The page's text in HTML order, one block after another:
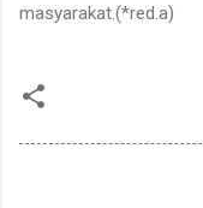
masyarakat.(*red.a)